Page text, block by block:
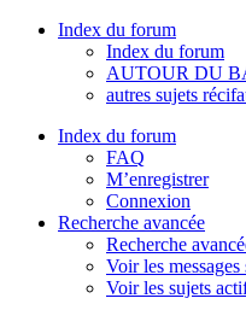
Index du forum
Index du forum
AUTOUR DU
autres sujets
Index du forum
FAQ
M’enregistrer
Connexion
Recherche avancée
Recherche
Voir les messages
Voir les sujets